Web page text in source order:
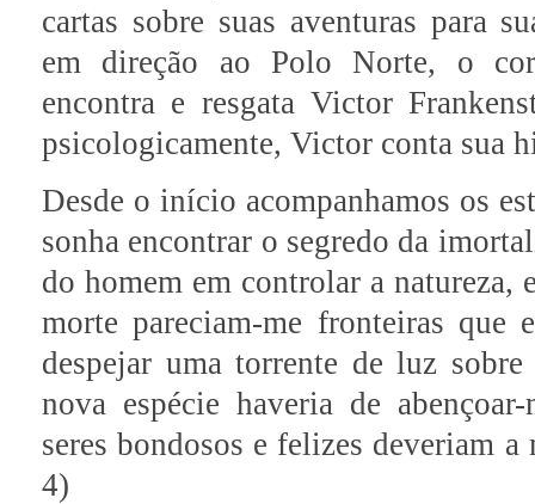
cartas sobre suas aventuras para
em direção ao Polo Norte, o
encontra e resgata Victor
psicologicamente, Victor conta sua
Desde o início acompanhamos os
sonha encontrar o segredo da
do homem em controlar a natureza,
morte pareciam-me fronteiras que
despejar uma torrente de luz
nova espécie haveria de
seres bondosos e felizes deveriam
4)